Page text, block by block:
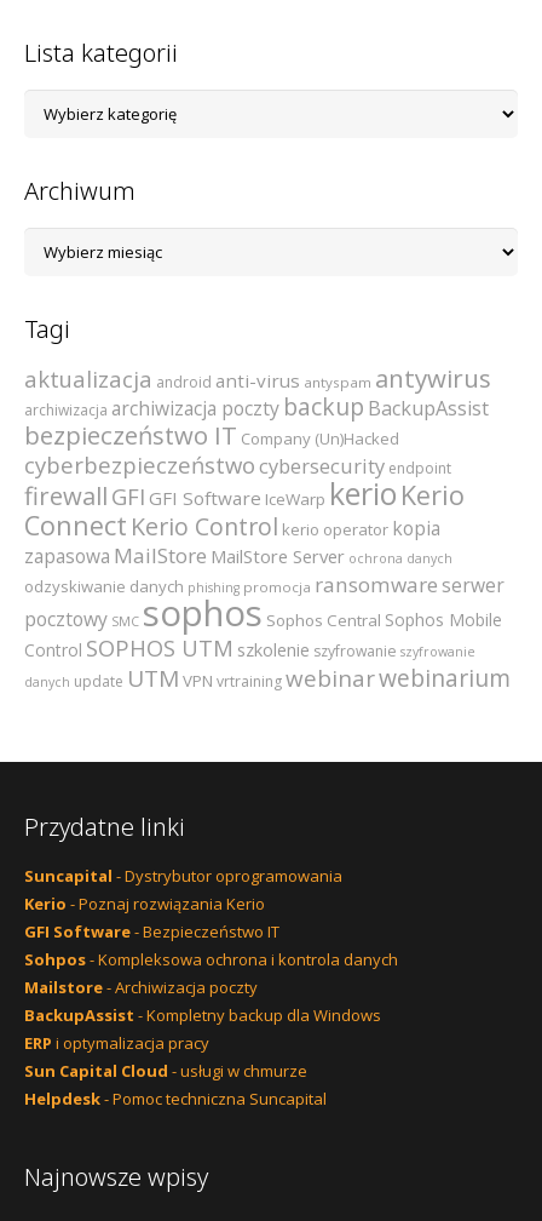
Lista kategorii
kategorii
Archiwum
Tagi
aktualizacja android anti-virus antyspam antywirus
archiwizacja archiwizacja poczty backup BackupAssist
bezpieczeństwo IT Company (Un)Hacked
cyberbezpieczeństwocybersecurity endpoint
firewall GFI GFI Software IceWarp kerio Kerio
Connect Kerio Control kerio operator kopia
zapasowa MailStore MailStore Server ochrona danych
odzyskiwanie danych phishing promocja ransomware serwer
pocztowy SMC sophos Sophos Central Sophos Mobile
Control SOPHOS UTM szkolenie szyfrowanie szyfrowanie
danych update UTM VPN vrtrainingwebinarwebinarium
Przydatne linki
Suncapital - Dystrybutor oprogramowania
Kerio - Poznaj rozwiązania Kerio
GFI Software- Bezpieczeństwo IT
Sohpos- Kompleksowa ochrona i kontrola danych
Mailstore- Archiwizacja poczty
BackupAssist - Kompletny backup dla Windows
ERP i optymalizacja pracy
Sun Capital Cloud - usługi w chmurze
Helpdesk- Pomoc techniczna Suncapital
Najnowsze wpisy